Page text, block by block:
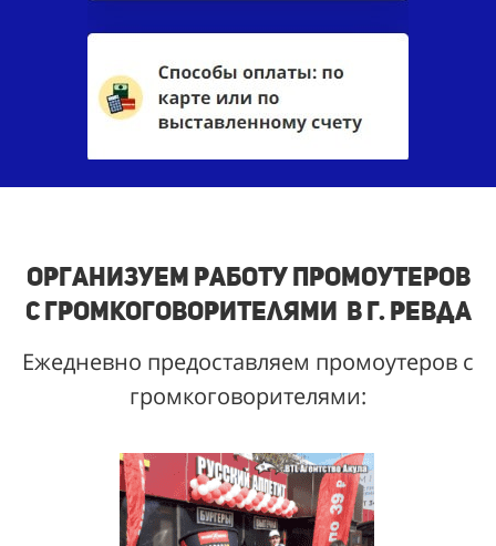
Организуем работу промоутеров
с громкоговорителями в г. Ревда
Ежедневно предоставляем промоутеров с
громкоговорителями: